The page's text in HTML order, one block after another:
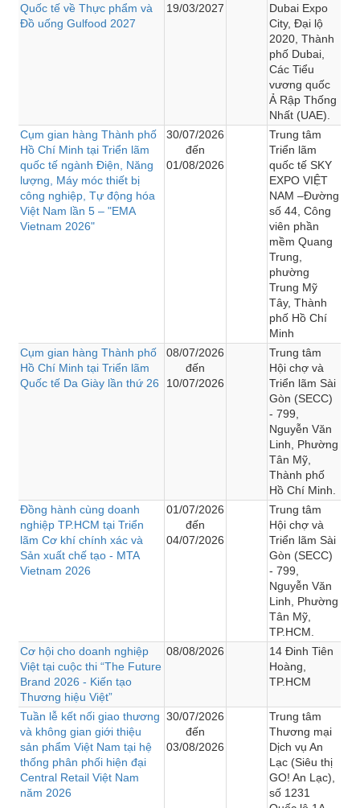
Quốc tế về Thực phẩm và
Đồ uống Gulfood 2027
19/03/2027
Dubai Expo
City, Đại lộ
2020, Thành
phố Dubai,
Các Tiểu
vương quốc
Ả Rập Thống
Nhất (UAE).
Cụm gian hàng Thành phố
Hồ Chí Minh tại Triển lãm
quốc tế ngành Điện, Năng
lượng, Máy móc thiết bị
công nghiệp, Tự động hóa
Việt Nam lần 5 – "EMA
Vietnam 2026"
30/07/2026
đến
01/08/2026
Trung tâm
Triển lãm
quốc tế SKY
EXPO VIỆT
NAM –Đường
số 44, Công
viên phần
mềm Quang
Trung,
phường
Trung Mỹ
Tây, Thành
phố Hồ Chí
Minh
Cụm gian hàng Thành phố
Hồ Chí Minh tại Triển lãm
Quốc tế Da Giày lần thứ 26
08/07/2026
đến
10/07/2026
Trung tâm
Hội chợ và
Triển lãm Sài
Gòn (SECC)
- 799,
Nguyễn Văn
Linh, Phường
Tân Mỹ,
Thành phố
Hồ Chí Minh.
Đồng hành cùng doanh
nghiệp TP.HCM tại Triển
lãm Cơ khí chính xác và
Sản xuất chế tạo - MTA
Vietnam 2026
01/07/2026
đến
04/07/2026
Trung tâm
Hội chợ và
Triển lãm Sài
Gòn (SECC)
- 799,
Nguyễn Văn
Linh, Phường
Tân Mỹ,
TP.HCM.
Cơ hội cho doanh nghiệp
Việt tại cuộc thi “The Future
Brand 2026 - Kiến tạo
Thương hiệu Việt”
08/08/2026
14 Đinh Tiên
Hoàng,
TP.HCM
Tuần lễ kết nối giao thương
và không gian giới thiệu
sản phẩm Việt Nam tại hệ
thống phân phối hiện đại
Central Retail Việt Nam
năm 2026
30/07/2026
đến
03/08/2026
Trung tâm
Thương mại
Dịch vụ An
Lạc (Siêu thị
GO! An Lạc),
số 1231